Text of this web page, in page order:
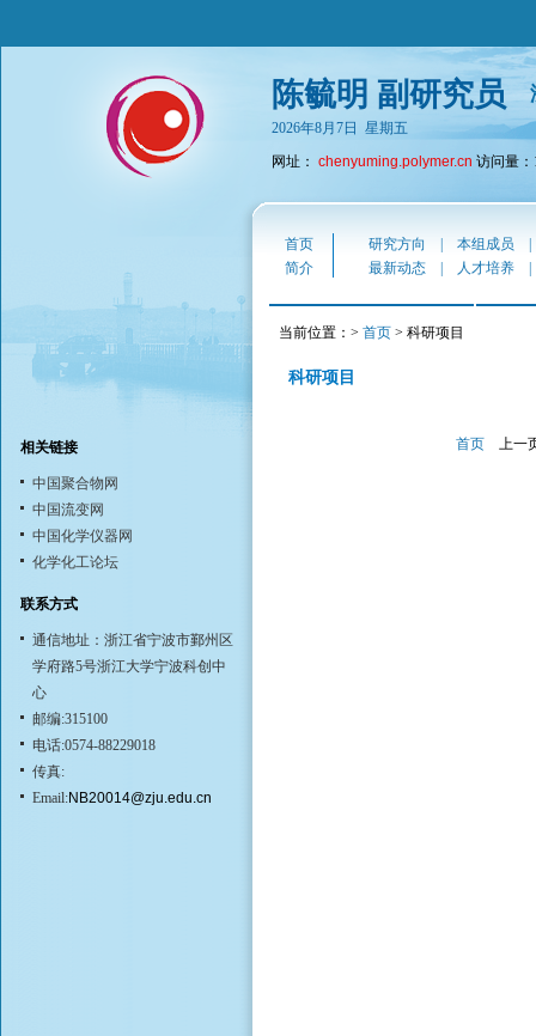
陈毓明 副研究员
2026年8月7日 星期五
网址： chenyuming.polymer.cn 访问量：
相关链接
中国聚合物网
中国流变网
中国化学仪器网
化学化工论坛
联系方式
通信地址：浙江省宁波市鄞州区
学府路5号浙江大学宁波科创中
心
邮编:315100
电话:0574-88229018
传真:
Email:NB20014@zju.edu.cn
首页 研究方向 本组成员
简介
最新动态 人才培养
当前位置：> 首页 > 科研项目
科研项目
首页 上一